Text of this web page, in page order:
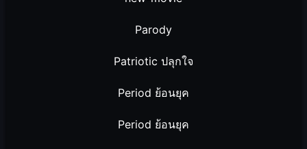
Parody
Patriotic ปลุกใจ
Period ย้อนยุค
Period ย้อนยุค